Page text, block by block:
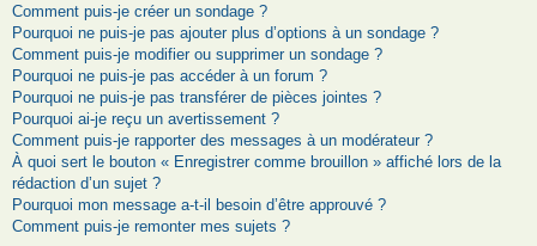
Comment puis-je créer un sondage ?
Pourquoi ne puis-je pas ajouter plus d’options à un sondage ?
Comment puis-je modifier ou supprimer un sondage ?
Pourquoi ne puis-je pas accéder à un forum ?
Pourquoi ne puis-je pas transférer de pièces jointes ?
Pourquoi ai-je reçu un avertissement ?
Comment puis-je rapporter des messages à un modérateur ?
À quoi sert le bouton « Enregistrer comme brouillon » affiché lors de la
rédaction d’un sujet ?
Pourquoi mon message a-t-il besoin d’être approuvé ?
Comment puis-je remonter mes sujets ?